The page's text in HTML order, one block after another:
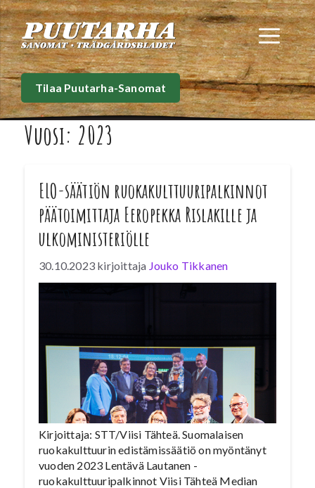
Siirry
sisältöön
Tilaa Puutarha-Sanomat
Vuosi: 2023
ELO-säätiön ruokakulttuuripalkinnot
päätoimittaja Eeropekka Rislakille ja
ulkoministeriölle
30.10.2023 kirjoittaja Jouko Tikkanen
Kirjoittaja: STT/Viisi Tähteä. Suomalaisen
ruokakulttuurin edistämissäätiö on myöntänyt
vuoden 2023 Lentävä Lautanen -
ruokakulttuuripalkinnot Viisi Tähteä Median